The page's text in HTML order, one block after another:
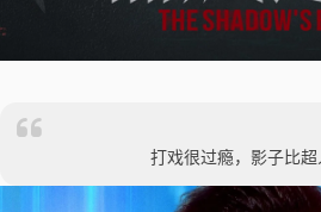
打戏很过瘾，影子比超